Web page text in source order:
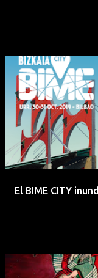
El BIME CITY